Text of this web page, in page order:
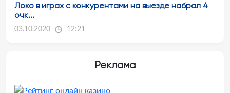
Локо в играх с конкурентами на выезде набрал 4
очк...
03.10.2020 12:21
Реклама